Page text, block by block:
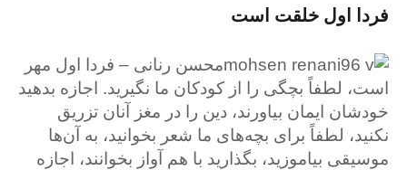
فردا اول خلقت است
محسن رنانی – فردا اول مهر
است، لطفاً بچگی را از کودکان ما نگیرید. اجازه بدهید
خودشان ایمان بیاورند، دین را در مغز آنان تزریق
نکنید، لطفاً برای بچه‌های ما شعر بخوانید، به آن‌ها
موسیقی بیاموزید، بگذارید با هم آواز بخوانند، اجازه